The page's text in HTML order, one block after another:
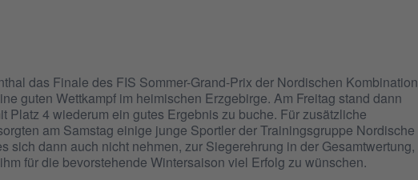
das Finale des FIS Sommer-Grand-Prix der Nordischen Kombination
guten Wettkampf im heimischen Erzgebirge. Am Freitag stand dann
Platz 4 wiederum ein gutes Ergebnis zu buche. Für zusätzliche
am Samstag einige junge Sportler der Trainingsgruppe Nordische
sich dann auch nicht nehmen, zur Siegerehrung in der Gesamtwertung,
für die bevorstehende Wintersaison viel Erfolg zu wünschen.